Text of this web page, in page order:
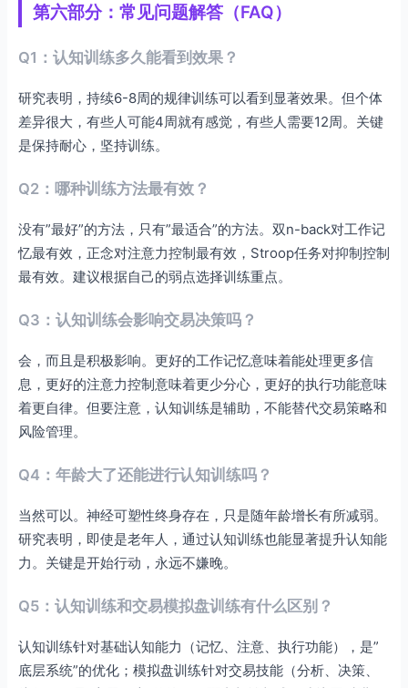
第六部分：常见问题解答（FAQ）
Q1：认知训练多久能看到效果？
研究表明，持续6-8周的规律训练可以看到显著效果。但个体
差异很大，有些人可能4周就有感觉，有些人需要12周。关键
是保持耐心，坚持训练。
Q2：哪种训练方法最有效？
没有”最好”的方法，只有”最适合”的方法。双n-back对工作记
忆最有效，正念对注意力控制最有效，Stroop任务对抑制控制
最有效。建议根据自己的弱点选择训练重点。
Q3：认知训练会影响交易决策吗？
会，而且是积极影响。更好的工作记忆意味着能处理更多信
息，更好的注意力控制意味着更少分心，更好的执行功能意味
着更自律。但要注意，认知训练是辅助，不能替代交易策略和
风险管理。
Q4：年龄大了还能进行认知训练吗？
当然可以。神经可塑性终身存在，只是随年龄增长有所减弱。
研究表明，即使是老年人，通过认知训练也能显著提升认知能
力。关键是开始行动，永远不嫌晚。
Q5：认知训练和交易模拟盘训练有什么区别？
认知训练针对基础认知能力（记忆、注意、执行功能），是”
底层系统”的优化；模拟盘训练针对交易技能（分析、决策、